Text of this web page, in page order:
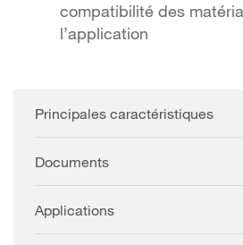
compatibilité des
l’application
Principales caractéristiques
Documents
Applications